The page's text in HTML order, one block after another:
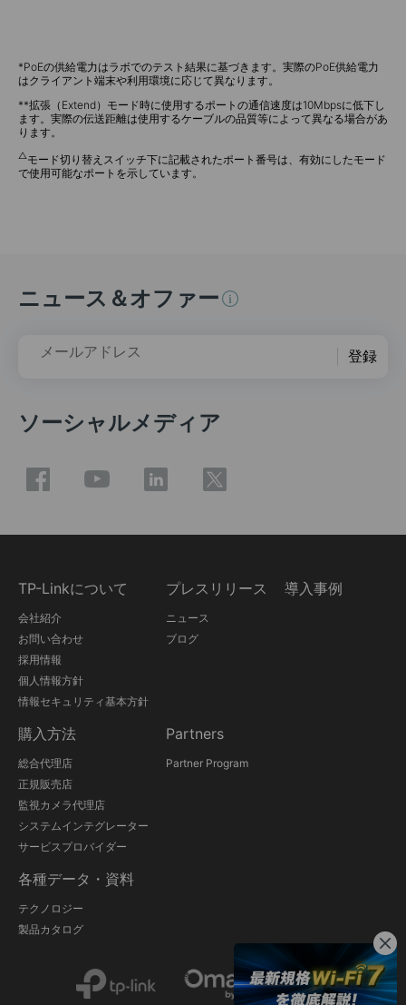
*PoEの供給電力はラボでのテスト結果に基づきます。実際のPoE供給電力
はクライアント端末や利用環境に応じて異なります。
**拡張（Extend）モード時に使用するポートの通信速度は10Mbpsに低下し
ます。実際の伝送距離は使用するケーブルの品質等によって異なる場合があ
ります。
△モード切り替えスイッチ下に記載されたポート番号は、有効にしたモード
で使用可能なポートを示しています。
ニュース＆オファー
メールアドレス 登録
ソーシャルメディア
TP-Linkについて
会社紹介
お問い合わせ
採用情報
個人情報方針
情報セキュリティ基本方針
プレスリリース
ニュース
ブログ
導入事例
購入方法
総合代理店
正規販売店
監視カメラ代理店
システムインテグレーター
サービスプロバイダー
Partners
Partner Program
各種データ・資料
テクノロジー
製品カタログ